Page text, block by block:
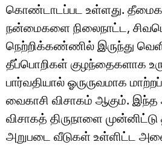
கொண்டாடப்பட உள்ளது.
நன்மைகளை நிலைநாட்ட,
நெற்றிக்கண்ணில் இருந்து
தீப்பொறிகள் குழந்தைகளாக
பார்வதியால் ஓருருவமாக
வைகாசி விசாகம் ஆகும்.
விசாகத் திருநாளை
அறுபடை வீடுகள் உள்ளிட்ட